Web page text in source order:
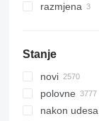
razmjena
Stanje
novi
polovne
nakon udesa